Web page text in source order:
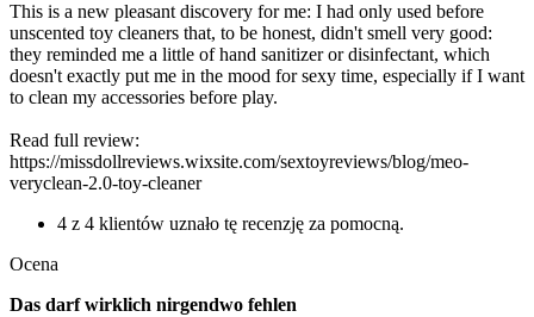
This is a new pleasant discovery for me: I had only used before
unscented toy cleaners that, to be honest, didn't smell very good:
they reminded me a little of hand sanitizer or disinfectant, which
doesn't exactly put me in the mood for sexy time, especially if I want
to clean my accessories before play.
Read full review:
https://missdollreviews.wixsite.com/sextoyreviews/blog/meo-
veryclean-2.0-toy-cleaner
4 z 4 klientów uznało tę recenzję za pomocną.
Ocena
Das darf wirklich nirgendwo fehlen